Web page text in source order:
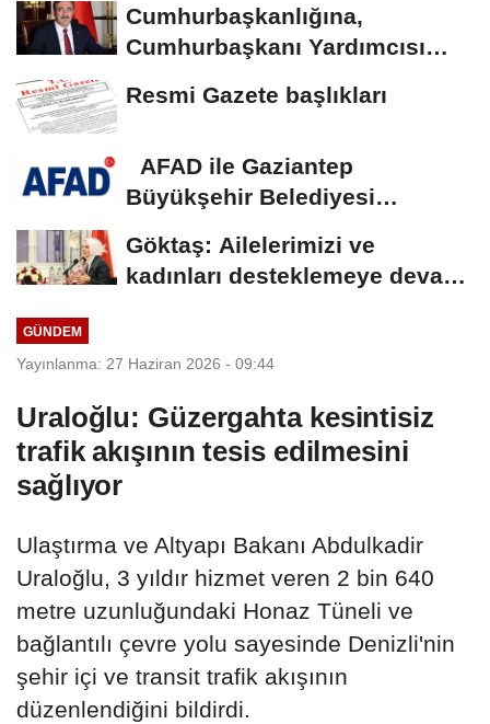
Cumhurbaşkanlığına,
Cumhurbaşkanı Yardımcısı
Resmi Gazete başlıkları
AFAD ile Gaziantep
Büyükşehir Belediyesi
Göktaş: Ailelerimizi ve
kadınları desteklemeye devam
GÜNDEM
Yayınlanma: 27 Haziran 2026 - 09:44
Uraloğlu: Güzergahta kesintisiz
trafik akışının tesis edilmesini
sağlıyor
Ulaştırma ve Altyapı Bakanı Abdulkadir
Uraloğlu, 3 yıldır hizmet veren 2 bin 640
metre uzunluğundaki Honaz Tüneli ve
bağlantılı çevre yolu sayesinde Denizli'nin
şehir içi ve transit trafik akışının
düzenlendiğini bildirdi.